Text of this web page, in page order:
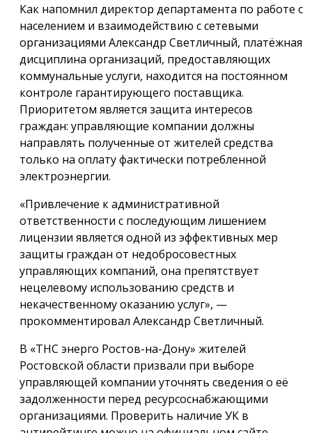
Как напомнил директор департамента по работе с
населением и взаимодействию с сетевыми
организациями Александр Светличный, платёжная
дисциплина организаций, предоставляющих
коммунальные услуги, находится на постоянном
контроле гарантирующего поставщика.
Приоритетом является защита интересов
граждан: управляющие компании должны
направлять полученные от жителей средства
только на оплату фактически потребленной
электроэнергии.
«Привлечение к административной
ответственности с последующим лишением
лицензии является одной из эффективных мер
защиты граждан от недобросовестных
управляющих компаний, она препятствует
нецелевому использованию средств и
некачественному оказанию услуг», —
прокомментировал Александр Светличный.
В «ТНС энерго Ростов-на-Дону» жителей
Ростовской области призвали при выборе
управляющей компании уточнять сведения о её
задолженности перед ресурсоснабжающими
организациями. Проверить наличие УК в